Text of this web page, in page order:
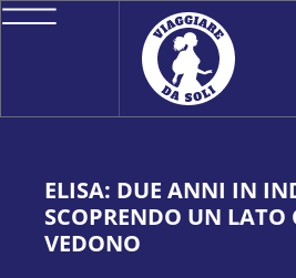
ELISA: DUE ANNI IN
SCOPRENDO UN
VEDONO